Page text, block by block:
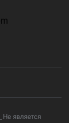
Не является